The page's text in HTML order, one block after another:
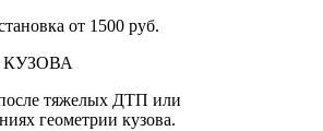
от 1500 руб.
тяжелых ДТП или
геометрии кузова.